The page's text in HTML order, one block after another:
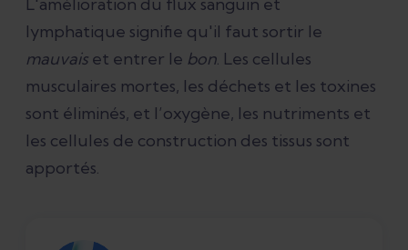
L'amélioration du flux sanguin et
lymphatique signifie qu'il faut sortir le
mauvais et entrer le bon. Les cellules
musculaires mortes, les déchets et les toxines
sont éliminés, et l’oxygène, les nutriments et
les cellules de construction des tissus sont
apportés.